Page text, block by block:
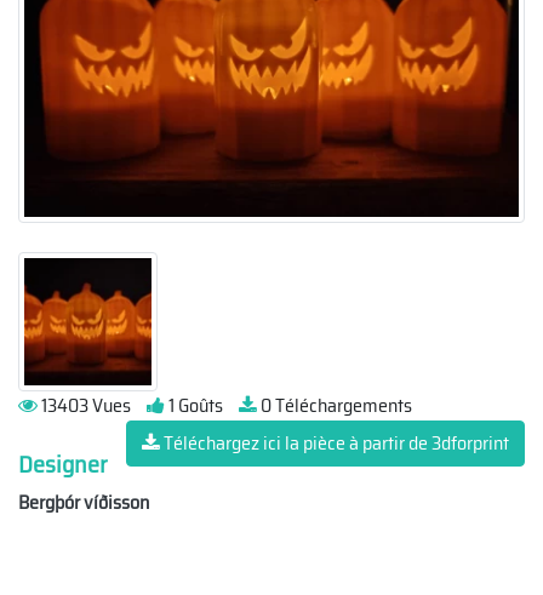
13403 Vues 1 Goûts
0 Téléchargements
Téléchargez ici la pièce à partir de 3dforprint
Designer
Bergþór víðisson